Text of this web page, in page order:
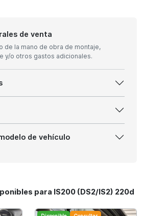
de venta
de la mano de obra de montaje,
y/o otros gastos adicionales.
de vehículo
para IS200 (DS2/IS2) 220d